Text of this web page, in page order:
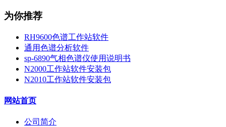
为你推荐
RH9600色谱工作站软件
通用色谱分析软件
sp-6890气相色谱仪使用说明书
N2000工作站软件安装包
N2010工作站软件安装包
网站首页
公司简介